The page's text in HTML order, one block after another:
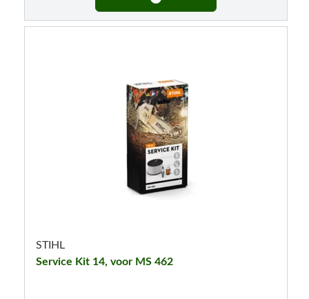
STIHL
Service Kit 14, voor MS 462